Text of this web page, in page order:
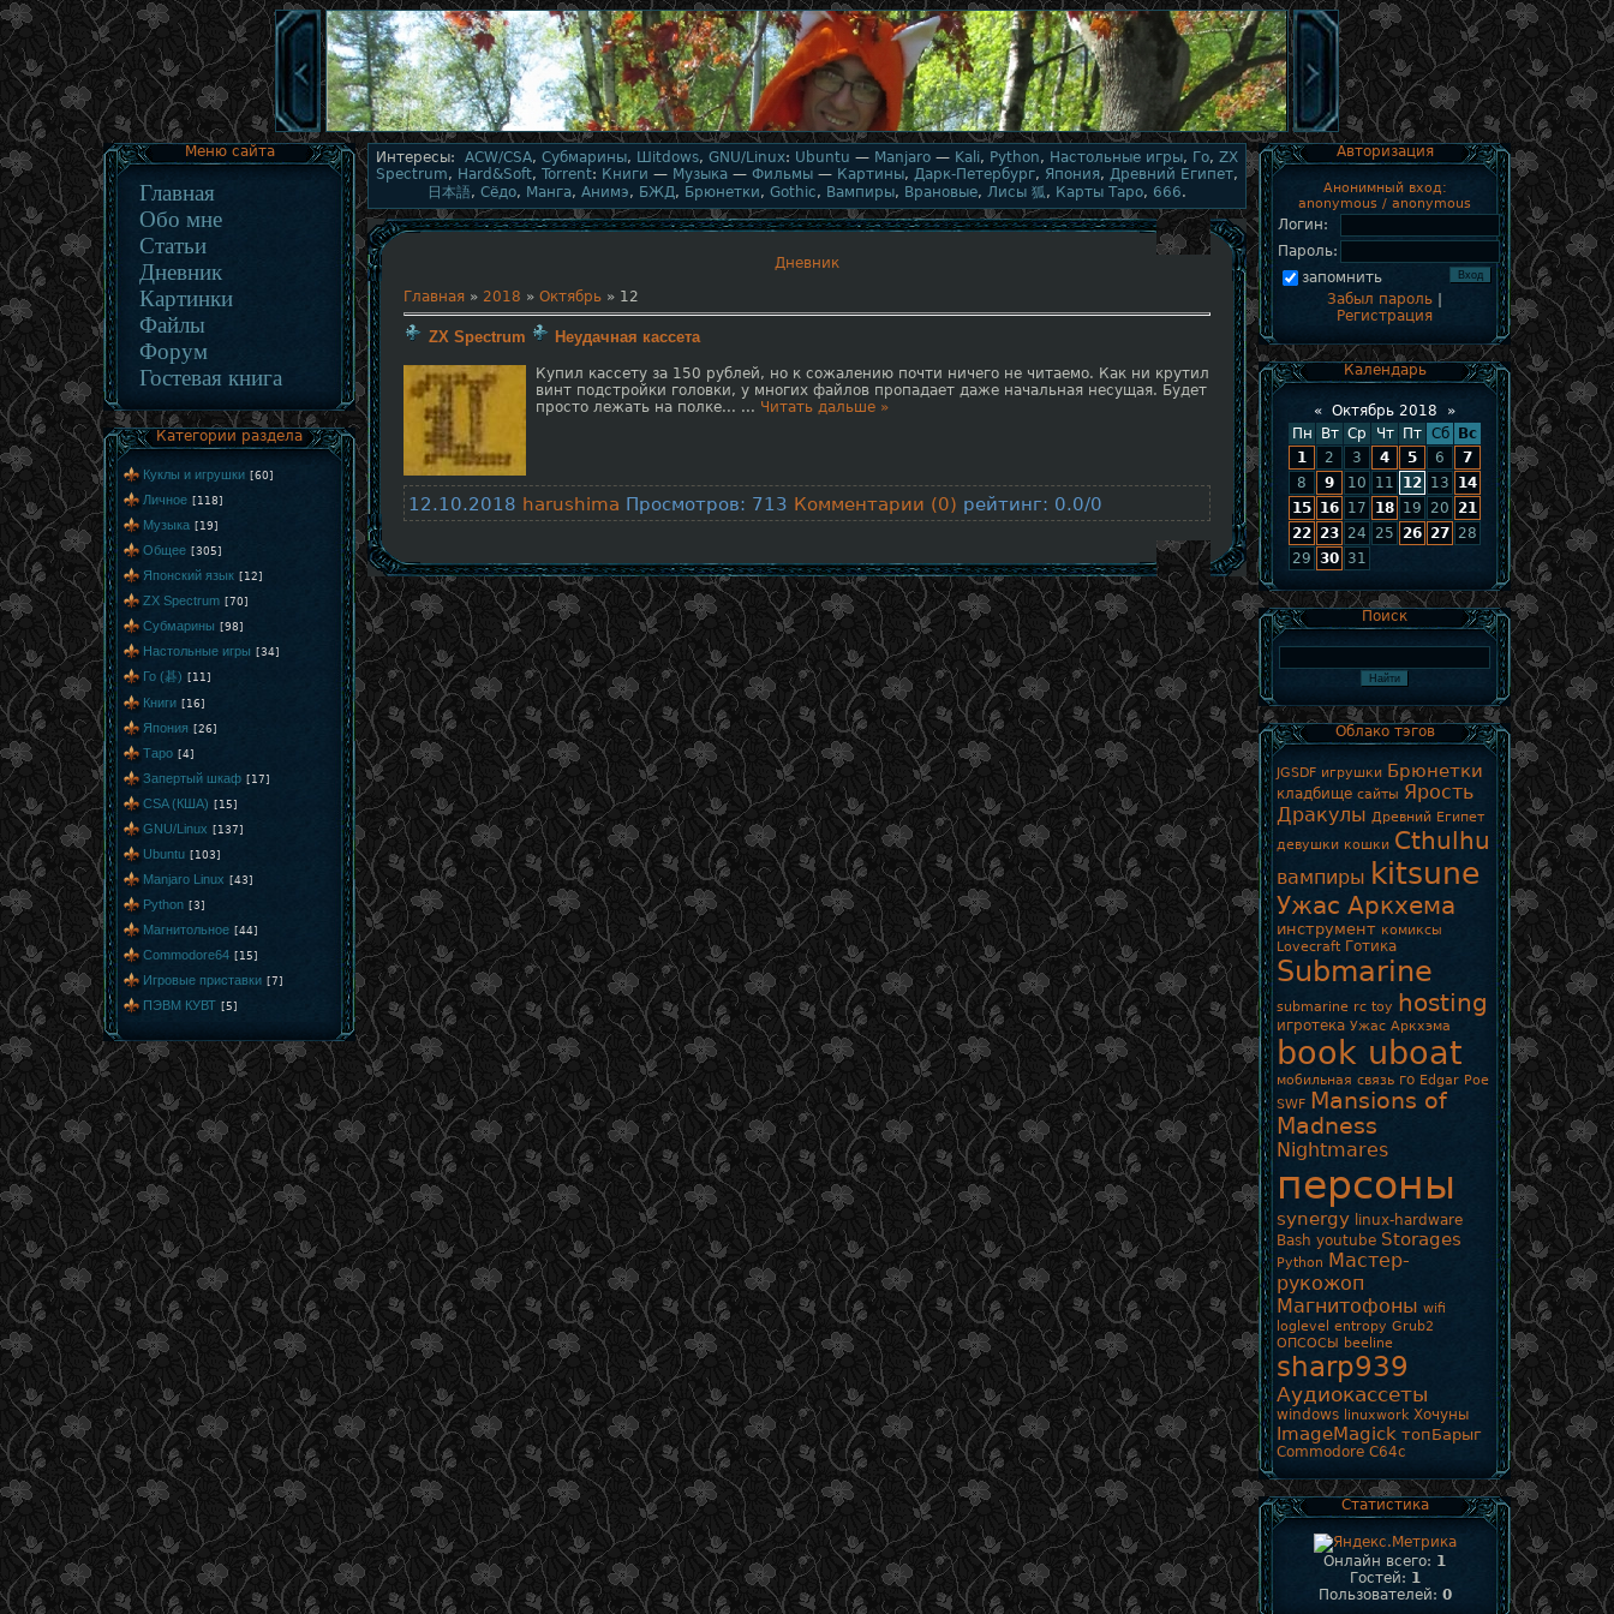
Меню сайта
Главная
Обо мне
Статьи
Дневник
Картинки
Файлы
Форум
Гостевая книга
Категории раздела
Куклы и игрушки [60]
Личное [118]
Музыка [19]
Общее [305]
Японский язык [12]
ZX Spectrum [70]
Субмарины [98]
Настольные игры [34]
Го (碁) [11]
Книги [16]
Япония [26]
Таро [4]
Запертый шкаф [17]
CSA (КША) [15]
GNU/Linux [137]
Ubuntu [103]
Manjaro Linux [43]
Python [3]
Магнитольное [44]
Commodore64 [15]
Игровые приставки [7]
ПЭВМ КУВТ [5]
Интересы: ACW/CSA, Субмарины, Шitdows, GNU/Linux: Ubuntu — Manjaro — Kali, Python, Настольные игры, Го, ZX
Spectrum, Hard&Soft, Torrent: Книги — Музыка — Фильмы — Картины, Дарк-Петербург, Япония, Древний Египет,
日本語, Сёдо, Манга, Анимэ, БЖД, Брюнетки, Gothic, Вампиры, Врановые, Лисы 狐, Карты Таро, 666.
Дневник
Главная » 2018 » Октябрь » 12
ZX Spectrum Неудачная кассета
Купил кассету за 150 рублей, но к сожалению почти ничего не читаемо. Как ни крутил
винт подстройки головки, у многих файлов пропадает даже начальная несущая. Будет
просто лежать на полке... ... Читать дальше »
12.10.2018 harushima Просмотров: 713 Комментарии (0) рейтинг: 0.0/0
Авторизация
Анонимный вход:
anonymous / anonymous
Логин:
Пароль:
запомнить
Забыл пароль
Регистрация
Календарь
« Октябрь 2018
»
Пн
Вт Ср Чт Пт Сб
Вс
1
2 3 4 5 6
7
8
9 10 11 12 13
14
15 16 17 18 19 20
21
22 23 24 25 26 27 28
29 30 31
Поиск
Облако тэгов
JGSDF игрушки Брюнетки
кладбище сайты Ярость
Дракулы Древний Египет
девушки кошки Cthulhu
вампиры kitsune
Ужас Аркхема
инструмент комиксы
Lovecraft Готика
Submarine
submarine rc toy hosting
игротека Ужас Аркхэма
book uboat
мобильная связь го Edgar Poe
SWF Mansions of
Madness
Nightmares
персоны
synergy linux-hardware
Bash youtube Storages
Python Мастер-
рукожоп
Магнитофоны wifi
loglevel entropy Grub2
ОПСОСЫ beeline
sharp939
Аудиокассеты
windows linuxwork Хочуны
ImageMagick топБарыг
Commodore C64c
Статистика
Онлайн всего: 1
Гостей: 1
Пользователей: 0